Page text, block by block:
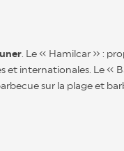
. Le « Hamilcar » :
et internationales. Le «
sur la plage et